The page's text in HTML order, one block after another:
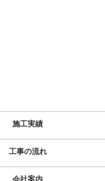
施工実績
工事の流れ
会社案内